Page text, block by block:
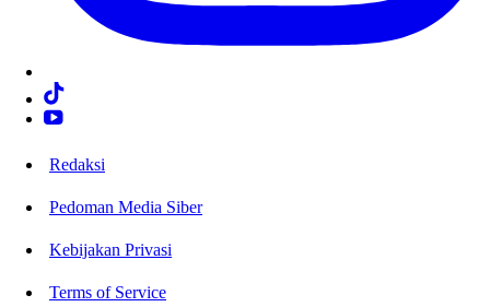
Redaksi
Pedoman Media Siber
Kebijakan Privasi
Terms of Service